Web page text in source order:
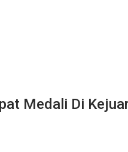
Medali Di